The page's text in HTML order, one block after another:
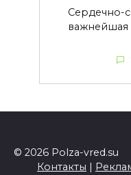
Сердечно-
важнейшая
© 2026 Polza-vred.su
Контакты |